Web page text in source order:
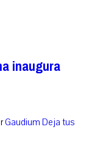
inaugura
Gaudium Deja tus